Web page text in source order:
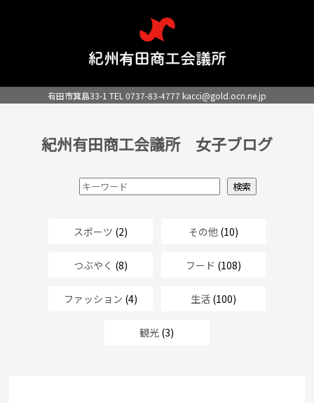
有田市箕島33-1 TEL 0737-83-4777 kacci@gold.ocn.ne.jp
紀州有田商工会議所 女子ブログ
スポーツ (2) その他 (10)
つぶやく (8) フード (108)
ファッション (4) 生活 (100)
観光 (3)